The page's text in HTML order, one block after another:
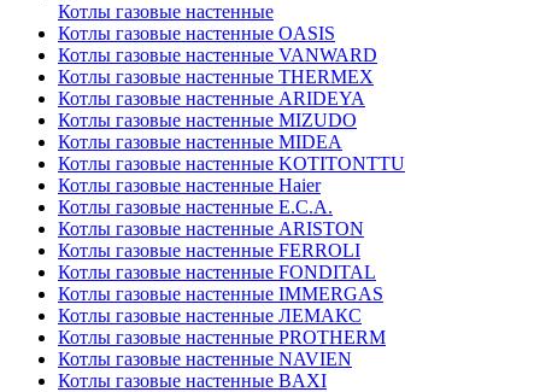
Котлы газовые настенные
Котлы газовые настенные OASIS
Котлы газовые настенные VANWARD
Котлы газовые настенные THERMEX
Котлы газовые настенные ARIDEYA
Котлы газовые настенные MIZUDO
Котлы газовые настенные MIDEA
Котлы газовые настенные KOTITONTTU
Котлы газовые настенные Haier
Котлы газовые настенные E.C.A.
Котлы газовые настенные ARISTON
Котлы газовые настенные FERROLI
Котлы газовые настенные FONDITAL
Котлы газовые настенные IMMERGAS
Котлы газовые настенные ЛЕМАКС
Котлы газовые настенные PROTHERM
Котлы газовые настенные NAVIEN
Котлы газовые настенные BAXI